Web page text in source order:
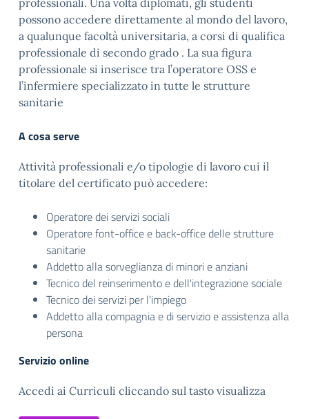
professionali. Una volta diplomati, gli studenti
possono accedere direttamente al mondo del lavoro,
a qualunque facoltà universitaria, a corsi di qualifica
professionale di secondo grado . La sua figura
professionale si inserisce tra l’operatore OSS e
l’infermiere specializzato in tutte le strutture
sanitarie
A cosa serve
Attività professionali e/o tipologie di lavoro cui il
titolare del certificato può accedere:
Operatore dei servizi sociali
Operatore font-office e back-office delle strutture
sanitarie
Addetto alla sorveglianza di minori e anziani
Tecnico del reinserimento e dell'integrazione sociale
Tecnico dei servizi per l'impiego
Addetto alla compagnia e di servizio e assistenza alla
persona
Servizio online
Accedi ai Curriculi cliccando sul tasto visualizza